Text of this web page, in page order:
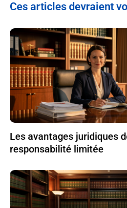
Ces articles devraient
Les avantages juridiques
responsabilité limitée